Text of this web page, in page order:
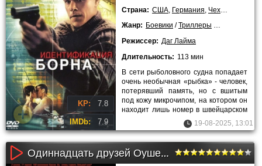
KP: 7.8
IMDb: 7.9
Страна: США Германия Чехия
Жанр: Боевики /Триллеры Детективы
Режиссер: Даг Лайма
Длительность: 113 мин
В сети рыболовного судна попадает
очень необычная «рыбка» - человек,
потерявший память, но с вшитым
под кожу микрочипом, на котором он
находит лишь номер в швейцарском
банке. Со временем, 19-08-2025, 13:01
Одиннадцать друзей Оушена (2002)